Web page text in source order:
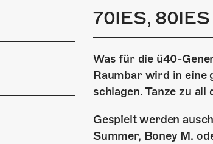
70IES,
Was für die ü40-
Raumbar wird in eine
schlagen. Tanze zu all
Gespielt werden
Summer, Boney M.